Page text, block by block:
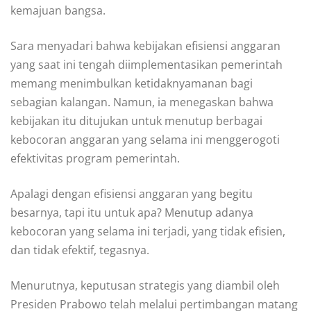
kemajuan bangsa.
Sara menyadari bahwa kebijakan efisiensi anggaran
yang saat ini tengah diimplementasikan pemerintah
memang menimbulkan ketidaknyamanan bagi
sebagian kalangan. Namun, ia menegaskan bahwa
kebijakan itu ditujukan untuk menutup berbagai
kebocoran anggaran yang selama ini menggerogoti
efektivitas program pemerintah.
Apalagi dengan efisiensi anggaran yang begitu
besarnya, tapi itu untuk apa? Menutup adanya
kebocoran yang selama ini terjadi, yang tidak efisien,
dan tidak efektif, tegasnya.
Menurutnya, keputusan strategis yang diambil oleh
Presiden Prabowo telah melalui pertimbangan matang